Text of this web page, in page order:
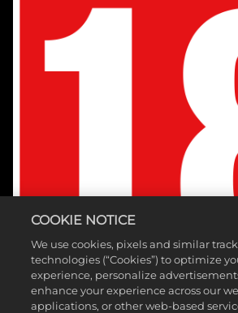
COOKIE NOTICE
We use cookies, pixels and similar
technologies (“Cookies”) to optimize
experience, personalize
enhance your experience across our
applications, or other web-based